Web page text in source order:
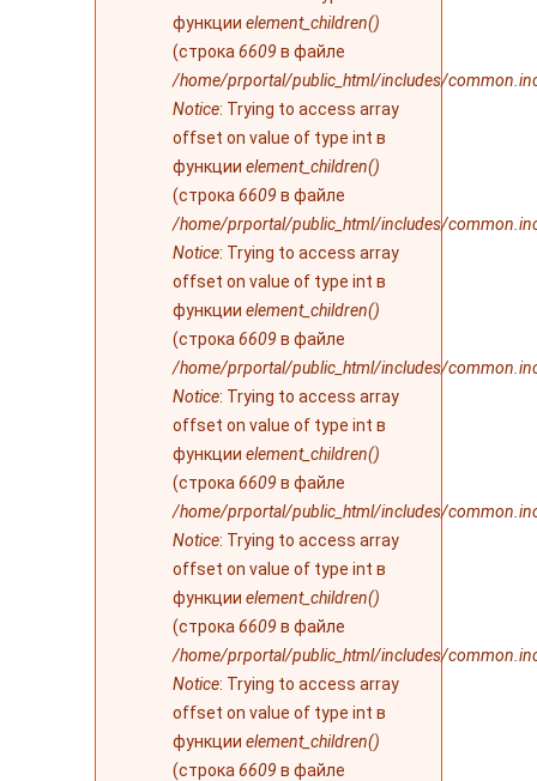
функции element_children()
(строка 6609 в файле
/home/prportal/public_html/includes/
Notice: Trying to access array
offset on value of type int в
функции element_children()
(строка 6609 в файле
/home/prportal/public_html/includes/
Notice: Trying to access array
offset on value of type int в
функции element_children()
(строка 6609 в файле
/home/prportal/public_html/includes/
Notice: Trying to access array
offset on value of type int в
функции element_children()
(строка 6609 в файле
/home/prportal/public_html/includes/
Notice: Trying to access array
offset on value of type int в
функции element_children()
(строка 6609 в файле
/home/prportal/public_html/includes/
Notice: Trying to access array
offset on value of type int в
функции element_children()
(строка 6609 в файле